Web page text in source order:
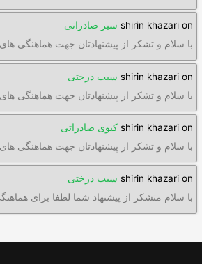
shirin khazari on
سیر صادراتی
با سلام و تشکر از پیشنهادتان جهت هماهنگی
shirin khazari on
سیب درختی
با سلام و تشکر از پیشنهادتان جهت هماهنگی
shirin khazari on
کیوی صادراتی
با سلام و تشکر از پیشنهادتان جهت هماهنگی
shirin khazari on
سیب درختی
با سلام متشکر از پیشنهاد شما لطفا برای